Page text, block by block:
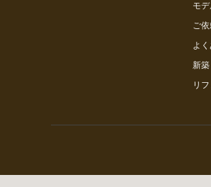
モ
ご
よ
新
リ